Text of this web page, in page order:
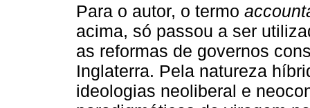
Para o autor, o termo
acima, só passou a ser
as reformas de governos
Inglaterra. Pela natureza
ideologias neoliberal e